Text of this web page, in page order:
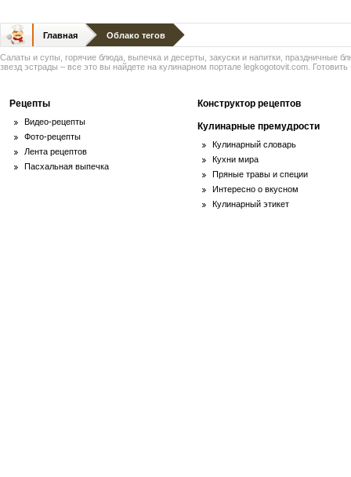
Главная Облако тегов
Салаты и супы, горячие блюда, выпечка и десерты, закуски и напитки, праздничные
звезд эстрады – все это вы найдете на кулинарном портале legkogotovit.com. Готовить
Рецепты
Видео-рецепты
Фото-рецепты
Лента рецептов
Пасхальная выпечка
Конструктор рецептов
Кулинарные премудрости
Кулинарный словарь
Кухни мира
Пряные травы и специи
Интересно о вкусном
Кулинарный этикет